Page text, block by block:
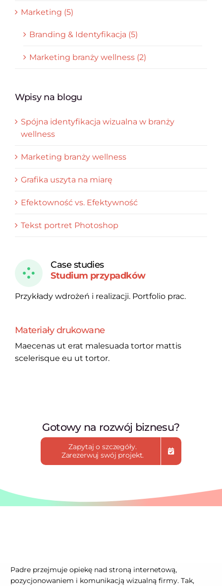
Marketing (5)
Branding & Identyfikacja (5)
Marketing branży wellness (2)
Wpisy na blogu
Spójna identyfikacja wizualna w branży
wellness
Marketing branży wellness
Grafika uszyta na miarę
Efektowność vs. Efektywność
Tekst portret Photoshop
Case studies
Studium przypadków
Przykłady wdrożeń i realizacji. Portfolio prac.
Materiały drukowane
Maecenas ut erat malesuada tortor mattis
scelerisque eu ut tortor.
Gotowy na rozwój biznesu?
Zapytaj o szczegóły.
Zarezerwuj swój projekt.
Padre przejmuje opiekę nad stroną internetową,
pozycjonowaniem i komunikacją wizualną firmy. Tak,